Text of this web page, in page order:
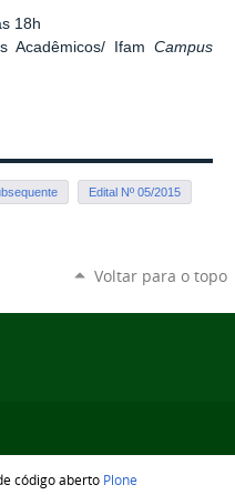
18h
Acadêmicos/ Ifam Campus
Edital Nº 05/2015
Voltar para o topo
código aberto Plone